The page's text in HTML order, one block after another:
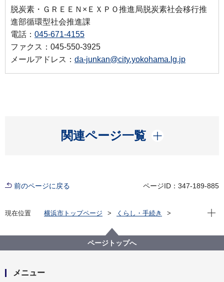
脱炭素・ＧＲＥＥＮ×ＥＸＰＯ推進局脱炭素社会移行推
進部循環型社会推進課
電話： 045-671-4155
ファクス：045-550-3925
メールアドレス： da-junkan@city.yokohama.lg.jp
関連ページ一覧
開く
前のページに戻る ページID：347-189-885
現在位置 横浜市トップページ
くらし・手続き
脱炭素まちづくり地区事業の事業者公募について
現在
ページトップへ
メニュー